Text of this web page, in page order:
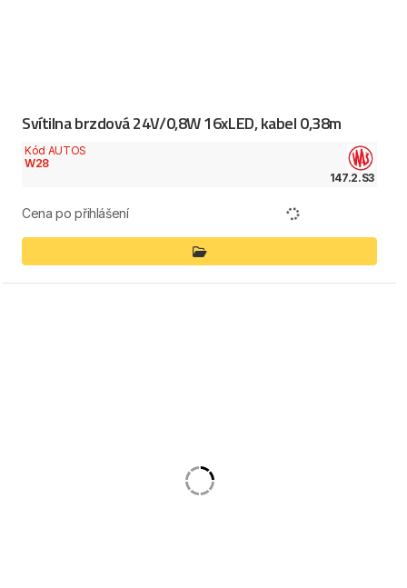
Svítilna brzdová 24V/0,8W 16xLED, kabel 0,38m
Kód AUTOS
W28
147.2.S3
Cena po přihlášení